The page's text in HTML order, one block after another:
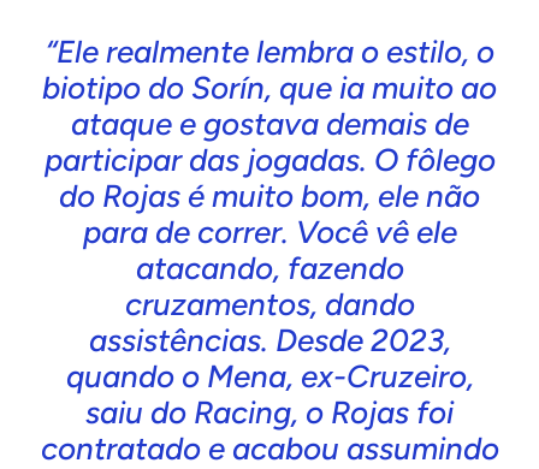
“Ele realmente lembra o estilo, o
biotipo do Sorín, que ia muito ao
ataque e gostava demais de
participar das jogadas. O fôlego
do Rojas é muito bom, ele não
para de correr. Você vê ele
atacando, fazendo
cruzamentos, dando
assistências. Desde 2023,
quando o Mena, ex-Cruzeiro,
saiu do Racing, o Rojas foi
contratado e acabou assumindo